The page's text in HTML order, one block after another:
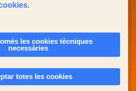
CONTACTA'NS
Actualitzada el
.
les cookies tècniques
necessàries
totes les cookies